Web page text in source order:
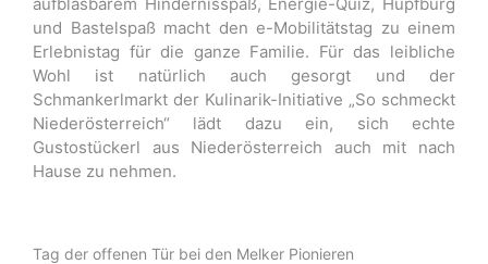
und Bastelspaß macht den e-Mobilitätstag zu einem
Erlebnistag für die ganze Familie. Für das leibliche
Wohl ist natürlich auch gesorgt und der
Schmankerlmarkt der Kulinarik-Initiative „So schmeckt
Niederösterreich“ lädt dazu ein, sich echte
Gustostückerl aus Niederösterreich auch mit nach
Hause zu nehmen.
Tag der offenen Tür bei den Melker Pionieren